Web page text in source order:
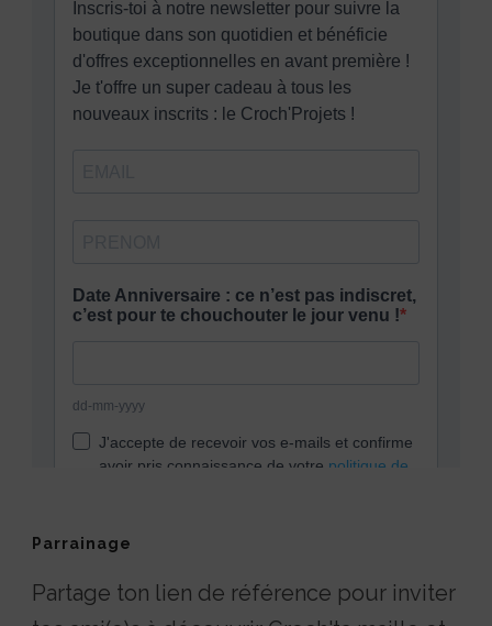
Parrainage
Partage ton lien de référence pour inviter